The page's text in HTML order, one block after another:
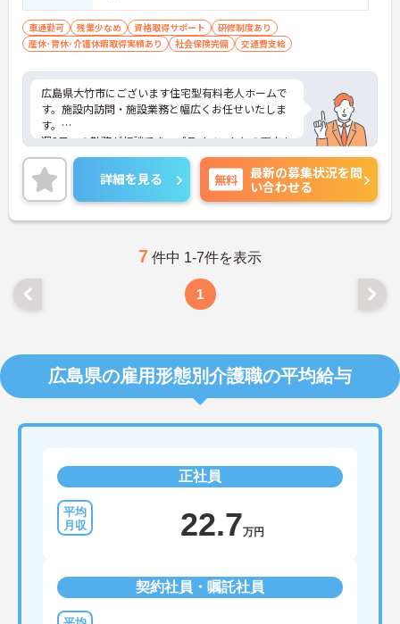
車通勤可 残業少なめ 資格取得サポート
研修制度あり
産休･育休･介護休暇取得実績あり
社会保険完備 交通費支給
広島県大竹市にございます住宅型有料老人ホームで
す。施設内訪問・施設業務と幅広くお任せいたしま
す。
週3日～の勤務が相談でき、プライベートとの両方も
しやすいです。
ご興味ある方には、面接対策ポイントなど、さらに
詳細をお話しいたしますのでお気軽にご相談くださ
い。
詳細を見る 無料
最新の募集状況を問
い合わせる
7 件中 1-7件を表示
1
広島県の雇用形態別介護職の平均給与
正社員
22.7万円
契約社員・嘱託社員